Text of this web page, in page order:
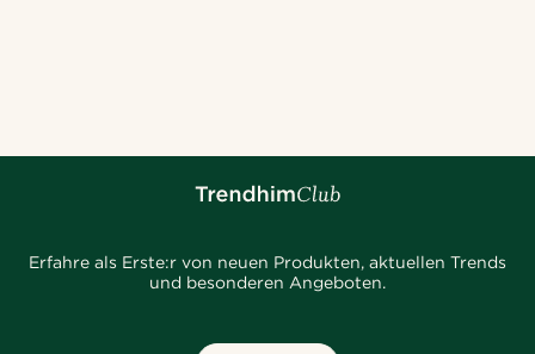
Erfahre als Erste:r von neuen Produkten, aktuellen Trends
und besonderen Angeboten.